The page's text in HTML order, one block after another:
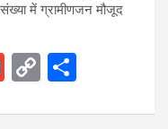
संख्या में ग्रामीणजन मौजूद
G
C